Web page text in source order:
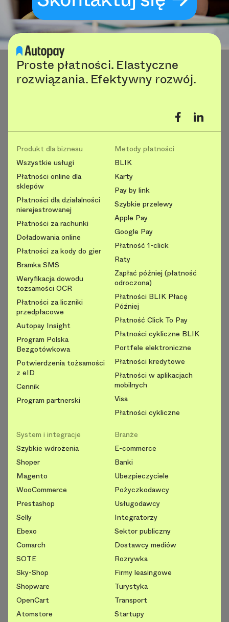
Proste płatności. Elastyczne
rozwiązania. Efektywny rozwój.
Produkt dla biznesu
Wszystkie usługi
Płatności online dla
sklepów
Płatności dla działalności
nierejestrowanej
Płatności za rachunki
Doładowania online
Płatności za kody do gier
Bramka SMS
Weryfikacja dowodu
tożsamości OCR
Płatności za liczniki
przedpłacowe
Autopay Insight
Program Polska
Bezgotówkowa
Potwierdzenia tożsamości
z eID
Cennik
Program partnerski
Metody płatności
BLIK
Karty
Pay by link
Szybkie przelewy
Apple Pay
Google Pay
Płatność 1-click
Raty
Zapłać później (płatność
odroczona)
Płatności BLIK Płacę
Później
Płatność Click To Pay
Płatności cykliczne BLIK
Portfele elektroniczne
Płatności kredytowe
Płatności w aplikacjach
mobilnych
Visa
Płatności cykliczne
System i integracje
Szybkie wdrożenia
Shoper
Magento
WooCommerce
Prestashop
Selly
Ebexo
Comarch
SOTE
Sky-Shop
Shopware
OpenCart
Atomstore
Branże
E-commerce
Banki
Ubezpieczyciele
Pożyczkodawcy
Usługodawcy
Integratorzy
Sektor publiczny
Dostawcy mediów
Rozrywka
Firmy leasingowe
Turystyka
Transport
Startupy